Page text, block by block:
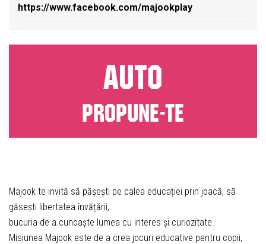
https://www.facebook.com/majookplay
AUTO
PROPUNE-TE
Majook te invită să pășești pe calea educației prin joacă, să
găsești libertatea învățării,
bucuria de a cunoaște lumea cu interes și curiozitate.
Misiunea Majook este de a crea jocuri educative pentru copii,